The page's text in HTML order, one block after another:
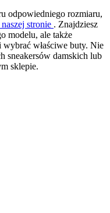
odpowiedniego rozmiaru,
stronie . Znajdziesz
modelu, ale także
właściwe buty. Nie
sneakersów damskich lub
sklepie.